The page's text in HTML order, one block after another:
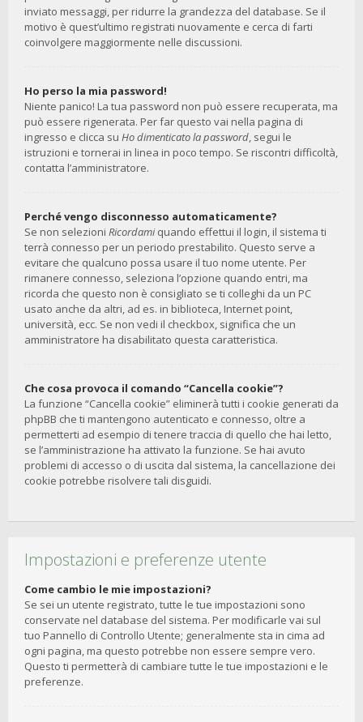
inviato messaggi, per ridurre la grandezza del database. Se il
motivo è quest’ultimo registrati nuovamente e cerca di farti
coinvolgere maggiormente nelle discussioni.
Ho perso la mia password!
Niente panico! La tua password non può essere recuperata, ma
può essere rigenerata. Per far questo vai nella pagina di
ingresso e clicca su Ho dimenticato la password, segui le
istruzioni e tornerai in linea in poco tempo. Se riscontri difficoltà,
contatta l’amministratore.
Perché vengo disconnesso automaticamente?
Se non selezioni Ricordamiquando effettui il login, il sistema ti
terrà connesso per un periodo prestabilito. Questo serve a
evitare che qualcuno possa usare il tuo nome utente. Per
rimanere connesso, seleziona l’opzione quando entri, ma
ricorda che questo non è consigliato se ti colleghi da un PC
usato anche da altri, ad es. in biblioteca, Internet point,
università, ecc. Se non vedi il checkbox, significa che un
amministratore ha disabilitato questa caratteristica.
Che cosa provoca il comando “Cancella cookie”?
La funzione “Cancella cookie” eliminerà tutti i cookie generati da
phpBB che ti mantengono autenticato e connesso, oltre a
permetterti ad esempio di tenere traccia di quello che hai letto,
se l’amministrazione ha attivato la funzione. Se hai avuto
problemi di accesso o di uscita dal sistema, la cancellazione dei
cookie potrebbe risolvere tali disguidi.
Impostazioni e preferenze utente
Come cambio le mie impostazioni?
Se sei un utente registrato, tutte le tue impostazioni sono
conservate nel database del sistema. Per modificarle vai sul
tuo Pannello di Controllo Utente; generalmente sta in cima ad
ogni pagina, ma questo potrebbe non essere sempre vero.
Questo ti permetterà di cambiare tutte le tue impostazioni e le
preferenze.